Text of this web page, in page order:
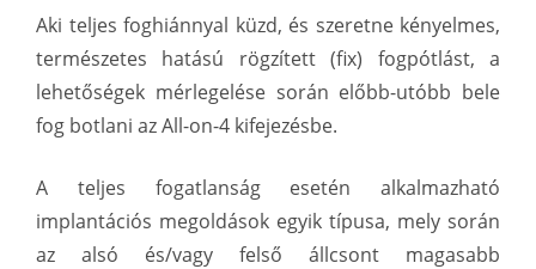
Aki teljes foghiánnyal küzd, és szeretne kényelmes,
természetes hatású rögzített (fix) fogpótlást, a
lehetőségek mérlegelése során előbb-utóbb bele
fog botlani az All-on-4 kifejezésbe.
A teljes fogatlanság esetén alkalmazható
implantációs megoldások egyik típusa, mely során
az alsó és/vagy felső állcsont magasabb